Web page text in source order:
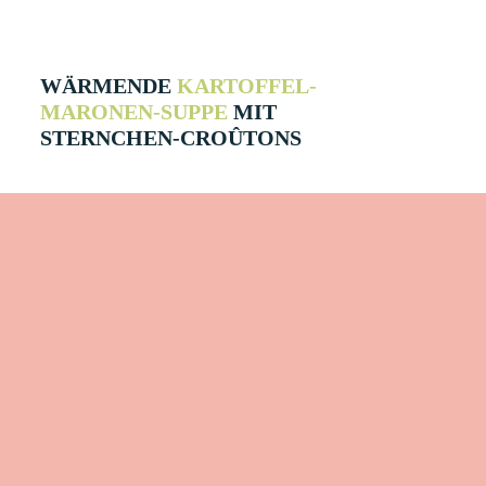
WÄRMENDEKARTOFFEL-
MARONEN-SUPPE MIT
STERNCHEN-CROÛTONS